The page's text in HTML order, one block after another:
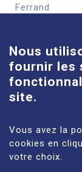
Ferrand
Site
61 route de
En savoir
Nous
fournir les
site.
Vous avez la
cookies en
votre choix.